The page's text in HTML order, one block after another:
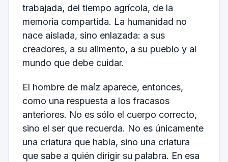
trabajada, del tiempo agrícola, de la
memoria compartida. La humanidad no
nace aislada, sino enlazada: a sus
creadores, a su alimento, a su pueblo y al
mundo que debe cuidar.
El hombre de maíz aparece, entonces,
como una respuesta a los fracasos
anteriores. No es sólo el cuerpo correcto,
sino el ser que recuerda. No es únicamente
una criatura que habla, sino una criatura
que sabe a quién dirigir su palabra. En esa